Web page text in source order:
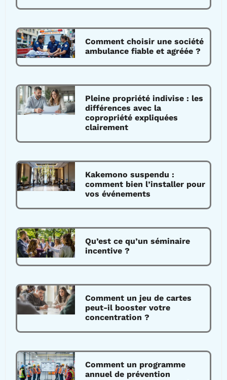
Comment choisir une société
ambulance fiable et agréée ?
Pleine propriété indivise : les
différences avec la
copropriété expliquées
clairement
Kakemono suspendu :
comment bien l’installer pour
vos événements
Qu’est ce qu’un séminaire
incentive ?
Comment un jeu de cartes
peut-il booster votre
concentration ?
Comment un programme
annuel de prévention